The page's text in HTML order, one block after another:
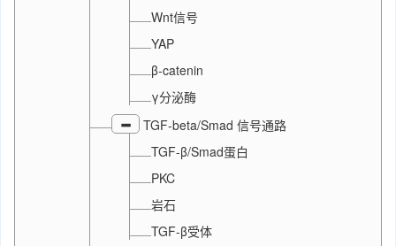
Wnt信号
YAP
β-catenin
γ分泌酶
TGF-beta/Smad 信号通路
TGF-β/Smad蛋白
PKC
岩石
TGF-β受体